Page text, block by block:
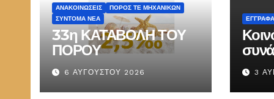
ΑΝΑΚΟΙΝΏΣΕΙΣ
ΠΌΡΟΣ ΤΕ ΜΗΧΑΝΙΚΏΝ
ΣΎΝΤΟΜΑ ΝΈΑ
33η ΚΑΤΑΒΟΛΗ ΤΟΥ
ΠΟΡΟΥ
6 ΑΥΓΟΎΣΤΟΥ 2026 3